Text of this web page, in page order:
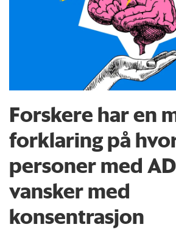
Forskere har en
forklaring på
personer med
vansker med
konsentrasjon